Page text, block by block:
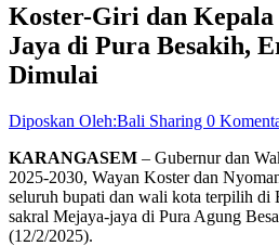
Koster-Giri dan Kepala
Jaya di Pura Besakih,
Dimulai
Diposkan Oleh:Bali Sharing 0
KARANGASEM – Gubernur dan
2025-2030, Wayan Koster dan
seluruh bupati dan wali kota terpilih di
sakral Mejaya-jaya di Pura Agung
(12/2/2025).